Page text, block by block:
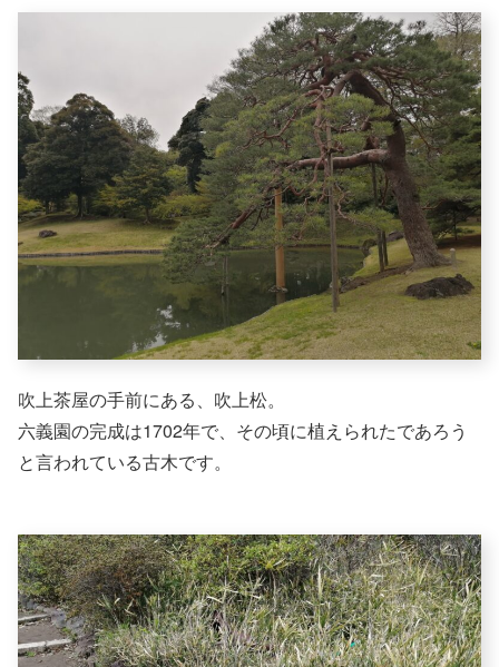
吹上茶屋の手前にある、吹上松。
六義園の完成は1702年で、その頃に植えられたであろう
と言われている古木です。